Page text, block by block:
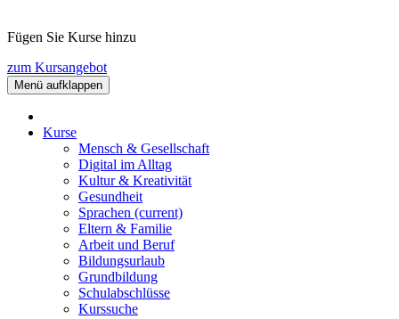
Fügen Sie Kurse hinzu
zum Kursangebot
Menü aufklappen
Kurse
Mensch & Gesellschaft
Digital im Alltag
Kultur & Kreativität
Gesundheit
Sprachen (current)
Eltern & Familie
Arbeit und Beruf
Bildungsurlaub
Grundbildung
Schulabschlüsse
Kurssuche